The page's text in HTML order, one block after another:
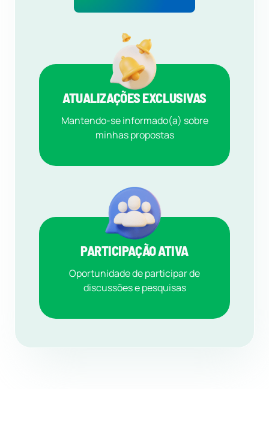
ATUALIZAÇÕES EXCLUSIVAS
Mantendo-se informado(a) sobre
minhas propostas
PARTICIPAÇÃO ATIVA
Oportunidade de participar de
discussões e pesquisas